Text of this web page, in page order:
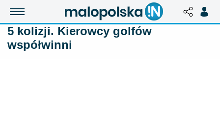
5 kolizji. Kierowcy golfów
współwinni